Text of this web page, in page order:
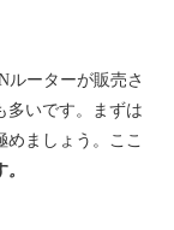
ルーターが販売さ
多いです。まずは
ましょう。ここ
。